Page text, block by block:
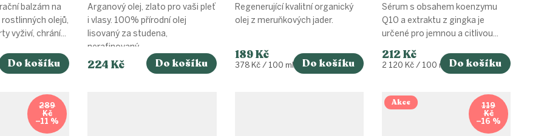
Do košíku
balzám na
olejů,
vyživí, chrání...
224 Kč Do košíku
Arganový olej, zlato pro vaši pleť
i vlasy. 100% přírodní olej
lisovaný za studena,
nerafinovaný...
189 Kč
Měrná
378 Kč / 100 ml Do košíku
Regenerující kvalitní organický
olej z meruňkových jader.
212 Kč
Měrná
2 120 Kč / 100 ml Do košíku
Sérum s obsahem koenzymu
Q10 a extraktu z gingka je
určené pro jemnou a citlivou...
289
Kč
–11 %
Akce
119
Kč
–16 %